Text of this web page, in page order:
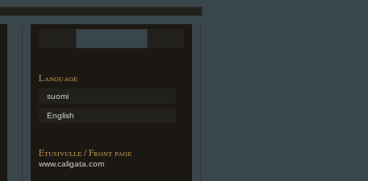
Language
suomi
English
Etusivulle / Front page
www.caligata.com